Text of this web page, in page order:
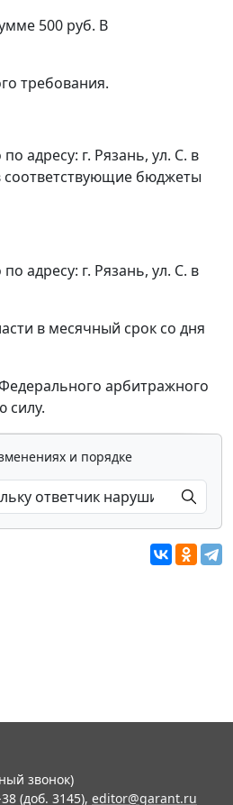
500 руб. В
требования.
адресу: г. Рязань, ул. С. в
соответствующие бюджеты
адресу: г. Рязань, ул. С. в
в месячный срок со дня
арбитражного
силу.
и порядке
звонок)
(доб. 3145), editor@garant.ru